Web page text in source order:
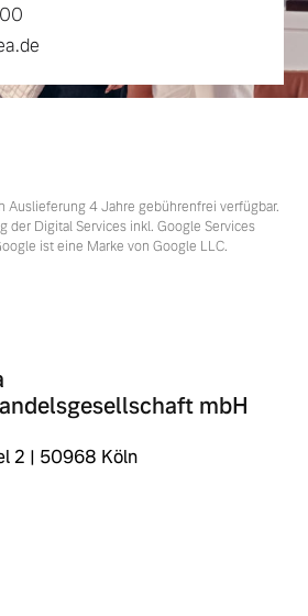
Auslieferung 4 Jahre gebührenfrei verfügbar.
der Digital Services inkl. Google Services
ist eine Marke von Google LLC.
mbH
2 | 50968 Köln